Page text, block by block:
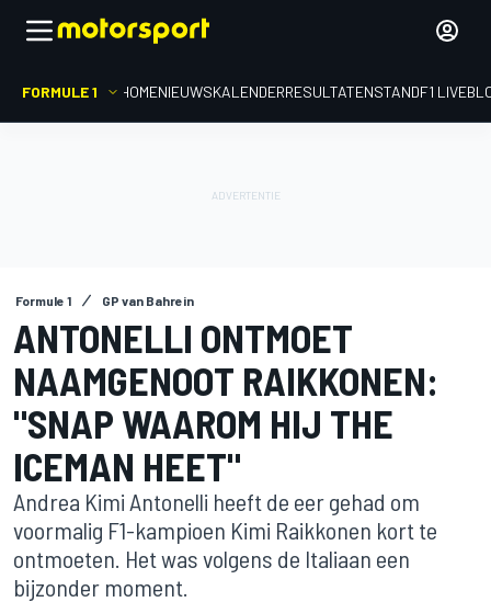
FORMULE 1 HOMENIEUWSKALENDERRESULTATENSTANDF1
Formule 1 GP van Bahrein
ANTONELLI ONTMOET
NAAMGENOOT RAIKKONEN:
"SNAP WAAROM HIJ THE
ICEMAN HEET"
Andrea Kimi Antonelli heeft de eer gehad om
voormalig F1-kampioen Kimi Raikkonen kort te
ontmoeten. Het was volgens de Italiaan een
bijzonder moment.